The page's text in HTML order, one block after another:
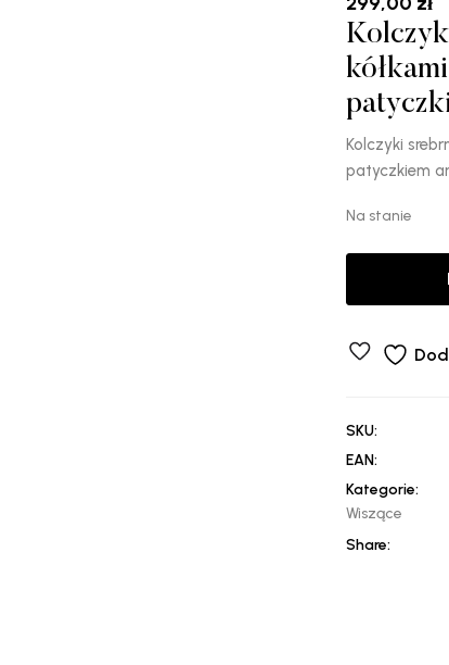
Kolczyki
patyczkiem
Na stanie
SKU:
EAN:
Kategorie:
Wiszące
Share: